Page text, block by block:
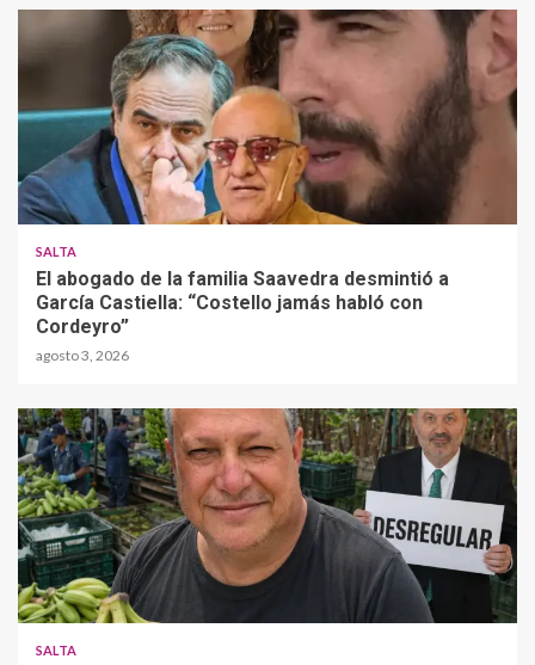
SALTA
El abogado de la familia Saavedra desmintió a
García Castiella: “Costello jamás habló con
Cordeyro”
agosto 3, 2026
SALTA